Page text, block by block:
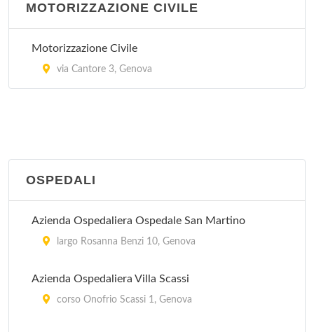
MOTORIZZAZIONE CIVILE
Motorizzazione Civile
via Cantore 3, Genova
OSPEDALI
Azienda Ospedaliera Ospedale San Martino
largo Rosanna Benzi 10, Genova
Azienda Ospedaliera Villa Scassi
corso Onofrio Scassi 1, Genova